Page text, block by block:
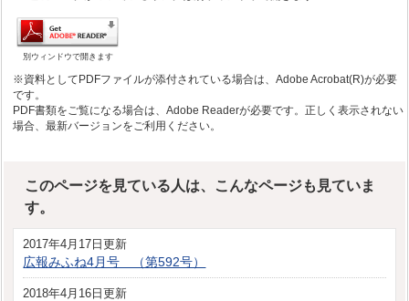
別ウィンドウで開きます
※資料としてPDFファイルが添付されている場合は、Adobe Acrobat(R)が必要
です。
PDF書類をご覧になる場合は、Adobe Readerが必要です。正しく表示されない
場合、最新バージョンをご利用ください。
このページを見ている人は、こんなページも見ていま
す。
2017年4月17日更新
広報みふね4月号 （第592号）
2018年4月16日更新